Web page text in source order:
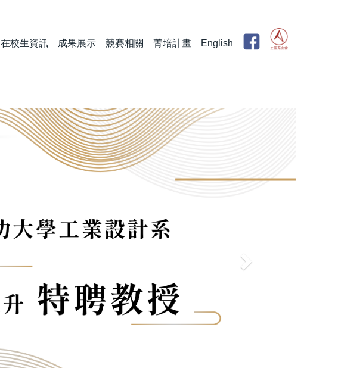
在校生資訊 成果展示 競賽相關 菁培計畫 English